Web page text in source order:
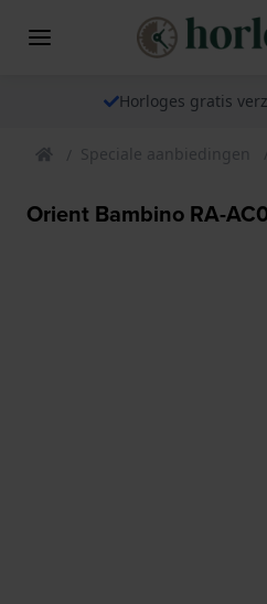
Horloges gratis
Speciale aanbiedingen
Orient Bambino RA-